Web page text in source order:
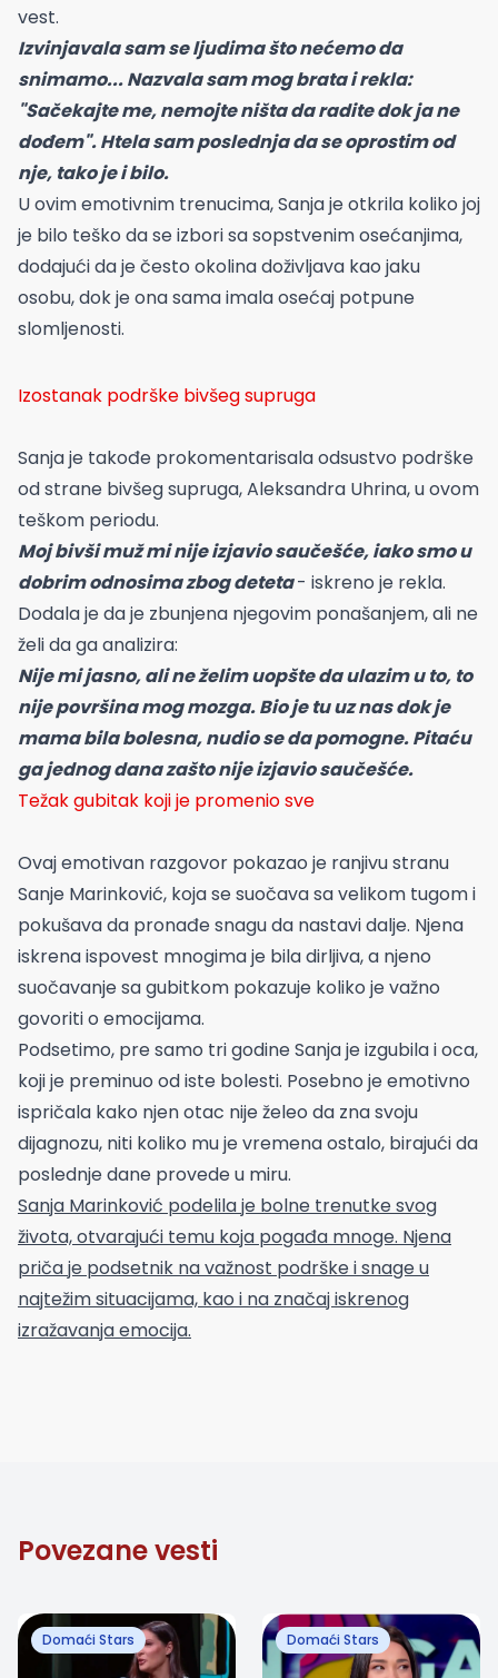
vest.
Izvinjavala sam se ljudima što nećemo da
snimamo... Nazvala sam mog brata i rekla:
"Sačekajte me, nemojte ništa da radite dok ja ne
dođem". Htela sam poslednja da se oprostim od
nje, tako je i bilo.
U ovim emotivnim trenucima, Sanja je otkrila koliko joj
je bilo teško da se izbori sa sopstvenim osećanjima,
dodajući da je često okolina doživljava kao jaku
osobu, dok je ona sama imala osećaj potpune
slomljenosti.
Izostanak podrške bivšeg supruga
Sanja je takođe prokomentarisala odsustvo podrške
od strane bivšeg supruga, Aleksandra Uhrina, u ovom
teškom periodu.
Moj bivši muž mi nije izjavio saučešće, iako smo u
dobrim odnosima zbog deteta- iskreno je rekla.
Dodala je da je zbunjena njegovim ponašanjem, ali ne
želi da ga analizira:
Nije mi jasno, ali ne želim uopšte da ulazim u to, to
nije površina mog mozga. Bio je tu uz nas dok je
mama bila bolesna, nudio se da pomogne. Pitaću
ga jednog dana zašto nije izjavio saučešće.
Težak gubitak koji je promenio sve
Ovaj emotivan razgovor pokazao je ranjivu stranu
Sanje Marinković, koja se suočava sa velikom tugom i
pokušava da pronađe snagu da nastavi dalje. Njena
iskrena ispovest mnogima je bila dirljiva, a njeno
suočavanje sa gubitkom pokazuje koliko je važno
govoriti o emocijama.
Podsetimo, pre samo tri godine Sanja je izgubila i oca,
koji je preminuo od iste bolesti. Posebno je emotivno
ispričala kako njen otac nije želeo da zna svoju
dijagnozu, niti koliko mu je vremena ostalo, birajući da
poslednje dane provede u miru.
Sanja Marinković podelila je bolne trenutke svog
života, otvarajući temu koja pogađa mnoge. Njena
priča je podsetnik na važnost podrške i snage u
najtežim situacijama, kao i na značaj iskrenog
izražavanja emocija.
Povezane vesti
Domaći Stars Domaći Stars